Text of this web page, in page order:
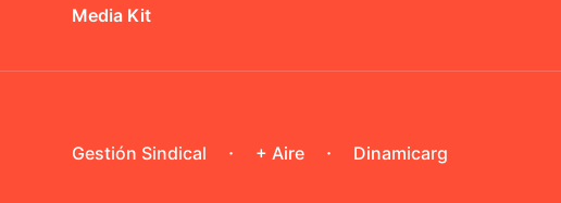
Media Kit
Gestión Sindical + Aire Dinamicarg